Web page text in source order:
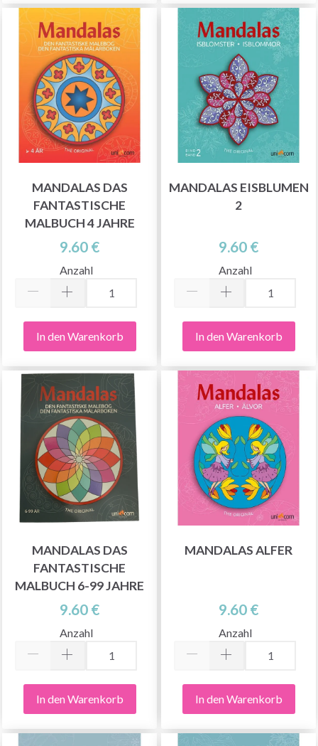
MANDALAS DAS
FANTASTISCHE
MALBUCH 4 JAHRE
9.60 €
Anzahl
In den Warenkorb
MANDALAS EISBLUMEN
2
9.60 €
Anzahl
In den Warenkorb
MANDALAS DAS
FANTASTISCHE
MALBUCH 6-99 JAHRE
9.60 €
Anzahl
In den Warenkorb
MANDALAS ALFER
9.60 €
Anzahl
In den Warenkorb